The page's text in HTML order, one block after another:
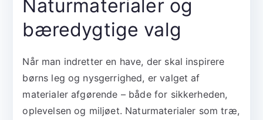
Naturmaterialer og
bæredygtige valg
Når man indretter en have, der skal inspirere
børns leg og nysgerrighed, er valget af
materialer afgørende – både for sikkerheden,
oplevelsen og miljøet. Naturmaterialer som træ,